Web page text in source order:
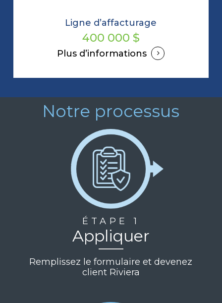
Ligne d’affacturage
400 000 $
Plus d’informations
Notre processus
ÉTAPE 1
Appliquer
Remplissez le formulaire et devenez
client Riviera